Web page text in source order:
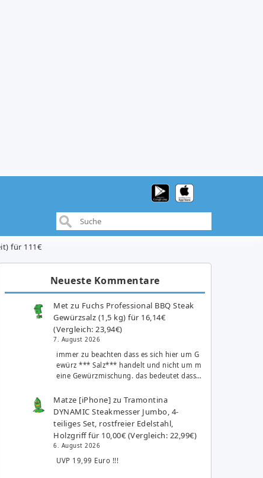
für 111€
Neueste Kommentare
Met zu Fuchs Professional BBQ Steak
Gewürzsalz (1,5 kg) für 16,14€
(Vergleich: 23,94€)
7. August 2026
immer zu beachten dass es sich hier um G
ewürz *** Salz*** handelt und nicht um m
eine Gewürzmischung. das bedeutet dass…
Matze [iPhone] zuTramontina
DYNAMIC Steakmesser Jumbo, 4-
teiliges Set, rostfreier Edelstahl,
Holzgriff für 10,00€ (Vergleich: 22,99€)
6. August 2026
UVP 19,99 Euro !!!